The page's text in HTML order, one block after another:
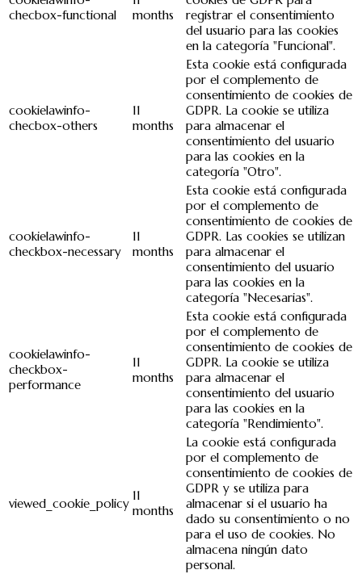
checbox-functional
months
registrar el consentimiento
del usuario para las cookies
en la categoría "Funcional".
cookielawinfo-
checbox-others
11
months
Esta cookie está configurada
por el complemento de
consentimiento de cookies de
GDPR. La cookie se utiliza
para almacenar el
consentimiento del usuario
para las cookies en la
categoría "Otro".
cookielawinfo-
checkbox-necessary
11
months
Esta cookie está configurada
por el complemento de
consentimiento de cookies de
GDPR. Las cookies se utilizan
para almacenar el
consentimiento del usuario
para las cookies en la
categoría "Necesarias".
cookielawinfo-
checkbox-
performance
11
months
Esta cookie está configurada
por el complemento de
consentimiento de cookies de
GDPR. La cookie se utiliza
para almacenar el
consentimiento del usuario
para las cookies en la
categoría "Rendimiento".
viewed_cookie_policy
11
months
La cookie está configurada
por el complemento de
consentimiento de cookies de
GDPR y se utiliza para
almacenar si el usuario ha
dado su consentimiento o no
para el uso de cookies. No
almacena ningún dato
personal.